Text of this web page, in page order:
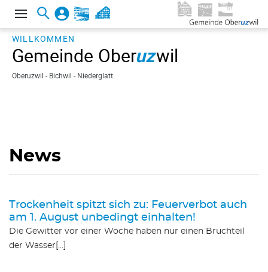
WILLKOMMEN
Gemeinde Oberuzwil
Oberuzwil - Bichwil - Niederglatt
News
Trockenheit spitzt sich zu: Feuerverbot auch
am 1. August unbedingt einhalten!
Die Gewitter vor einer Woche haben nur einen Bruchteil
der Wasser[…]